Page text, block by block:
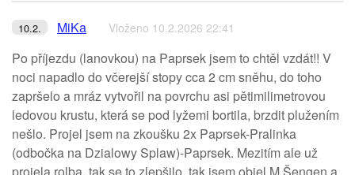
10.2. MiKa Vloženo 10.2.2026 22:41
Po příjezdu (lanovkou) na Paprsek jsem to chtěl vzdát!! V
noci napadlo do včerejší stopy cca 2 cm sněhu, do toho
zapršelo a mráz vytvořil na povrchu asi pětimilimetrovou
ledovou krustu, která se pod lyžemi bortila, brzdit plužením
nešlo. Projel jsem na zkoušku 2x Paprsek-Pralinka
(odbočka na Dzialowy Splaw)-Paprsek. Mezitím ale už